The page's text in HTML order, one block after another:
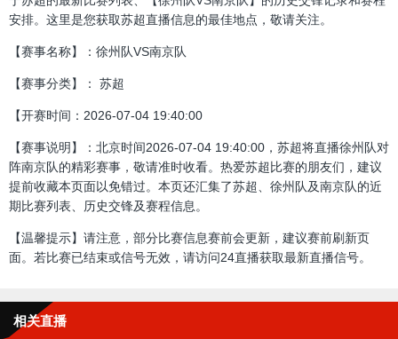
安排。这里是您获取苏超直播信息的最佳地点，敬请关注。
【赛事名称】：徐州队VS南京队
【赛事分类】： 苏超
【开赛时间：2026-07-04 19:40:00
【赛事说明】：北京时间2026-07-04 19:40:00，苏超将直播徐州队对
阵南京队的精彩赛事，敬请准时收看。热爱苏超比赛的朋友们，建议
提前收藏本页面以免错过。本页还汇集了苏超、徐州队及南京队的近
期比赛列表、历史交锋及赛程信息。
【温馨提示】请注意，部分比赛信息赛前会更新，建议赛前刷新页
面。若比赛已结束或信号无效，请访问24直播获取最新直播信号。
相关直播